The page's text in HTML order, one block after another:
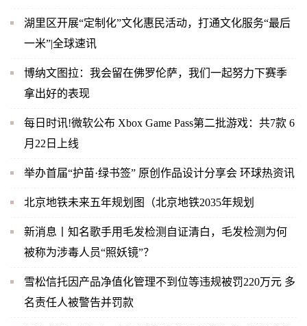
湖里区开展“定制化”文化惠民活动，打通文化服务“最后
一米”|全球速讯
博纳文图拉：我会留在佛罗伦萨，我们一起努力下赛季
拿出好的表现
每日时讯!微软公布 Xbox Game Pass第二批游戏：共7款 6
月22日上线
举办首届“护苗·绿书签” 原创作品设计分享会 环球热资讯
北京地铁未来五年规划图（北京地铁2035年规划
新消息丨知名歌手用毛发检测自证清白，毛发检测为何
被称为涉毒人员“照妖镜”？
雪松信托因产品净值化管理不到位等违规被罚220万元 多
名责任人被警告并罚款